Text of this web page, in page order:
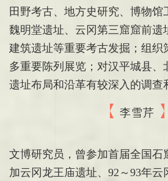
田野考古、地方史研究、博物
魏明堂遗址、云冈第三窟窟前遗
建筑遗址等重要考古发掘；组织
多重要陈列展览；对汉平城县、
遗址布局和沿革有较深入的调查
李雪芹
文博研究员，曾参加首届全国石
加云冈龙王庙遗址、92～93年